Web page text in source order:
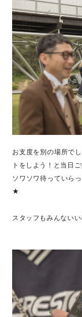
お支度を別の場所で
トをしよう！と当日ご
ソワソワ待っていら
★
スタッフもみんない